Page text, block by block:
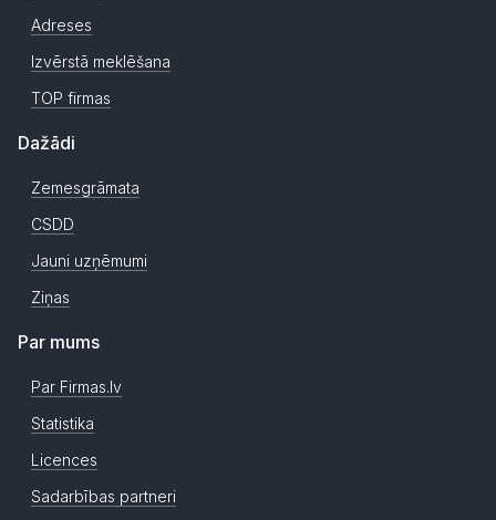
Adreses
Izvērstā meklēšana
TOP firmas
Dažādi
Zemesgrāmata
CSDD
Jauni uzņēmumi
Ziņas
Par mums
Par Firmas.lv
Statistika
Licences
Sadarbības partneri